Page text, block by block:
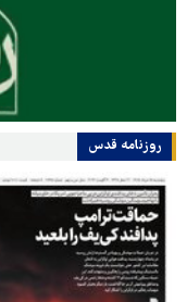
روزنامه قدس